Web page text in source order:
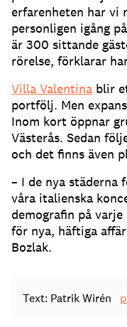
erfarenheten har vi
personligen igång
är 300 sittande
rörelse, förklarar
Villa Valentina blir
portfölj. Men
Inom kort öppnar
Västerås. Sedan
och det finns även
– I de nya städerna
våra italienska
demografin på
för nya, häftiga
Bozlak.
Text: Patrik Wirén